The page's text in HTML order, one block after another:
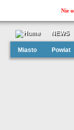
NEWS
Miasto Powiat
Nie